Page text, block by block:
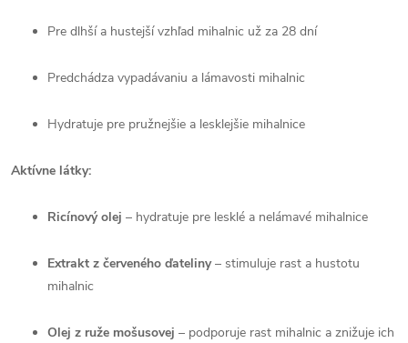
Pre dlhší a hustejší vzhľad mihalnic už za 28 dní
Predchádza vypadávaniu a lámavosti mihalnic
Hydratuje pre pružnejšie a lesklejšie mihalnice
Aktívne látky:
Ricínový olej – hydratuje pre lesklé a nelámavé mihalnice
Extrakt z červeného ďateliny– stimuluje rast a hustotu
mihalnic
Olej z ruže mošusovej – podporuje rast mihalnic a znižuje ich